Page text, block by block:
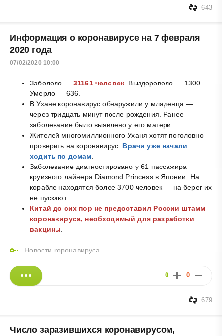
643
Информация о коронавирусе на 7 февраля
2020 года
07/02/2020 10:00
Заболело — 31161 человек . Выздоровело — 1300.
Умерло — 636.
В Ухане коронавирус обнаружили у младенца —
через тридцать минут после рождения. Ранее
заболевание было выявлено у его матери.
Жителей многомиллионного Уханя хотят поголовно
проверить на коронавирус. Врачи уже начали
ходить по домам
Заболевание диагностировано у 61 пассажира
круизного лайнера Diamond Princess в Японии. На
корабле находятся более 3700 человек — на берег их
не пускают.
Китай до сих пор не предоставил России штамм
коронавируса, необходимый для разработки
вакцины
Новости коронавируса
0 0
679
Число заразившихся коронавирусом,